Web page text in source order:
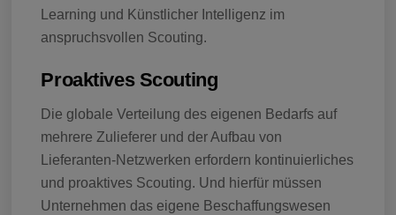
Learning und Künstlicher Intelligenz im
anspruchsvollen Scouting.
Proaktives Scouting
Die globale Verteilung des eigenen Bedarfs auf
mehrere Zulieferer und der Aufbau von
Lieferanten-Netzwerken erfordern kontinuierliches
und proaktives Scouting. Und hierfür müssen
Unternehmen das eigene Beschaffungswesen